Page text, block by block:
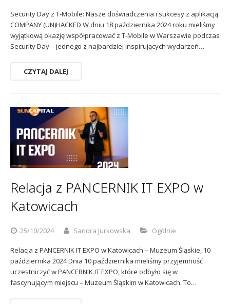
Security Day z T-Mobile: Nasze doświadczenia i sukcesy z aplikacją
COMPANY (UN)HACKED W dniu 18 października 2024 roku mieliśmy
wyjątkową okazję współpracować z T-Mobile w Warszawie podczas
Security Day – jednego z najbardziej inspirujących wydarzeń…
CZYTAJ DALEJ
Relacja z PANCERNIK IT EXPO w
Katowicach
25/10/2024 Sandra Jurkowska Ogólnie
Relacja z PANCERNIK IT EXPO w Katowicach – Muzeum Śląskie, 10
października 2024 Dnia 10 października mieliśmy przyjemność
uczestniczyć w PANCERNIK IT EXPO, które odbyło się w
fascynującym miejscu – Muzeum Śląskim w Katowicach. To…